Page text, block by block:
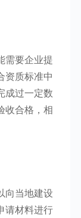
要企业提
资质标准中
成过一定数
收合格，相
当地建设
请材料进行